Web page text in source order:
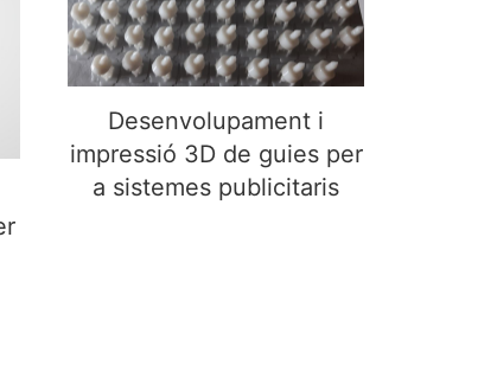
a sistemes publicitaris
Desenvolupament i
impressió 3D de guies per
a sistemes publicitaris